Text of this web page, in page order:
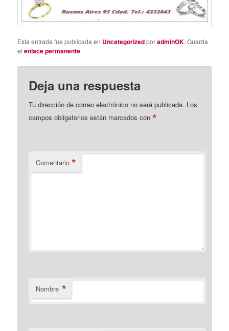
Esta entrada fue publicada en UncategorizedporadminOK. Guarda
elenlace permanente.
Deja una respuesta
Tu dirección de correo electrónico no será publicada. Los
campos obligatorios están marcados con*
Comentario *
Nombre *